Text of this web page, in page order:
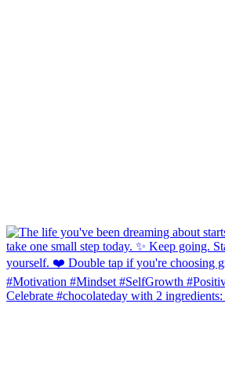
Celebrate #chocolateday with 2